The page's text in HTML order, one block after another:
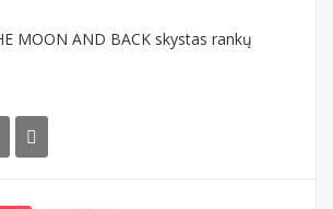
MOON AND BACK skystas rankų